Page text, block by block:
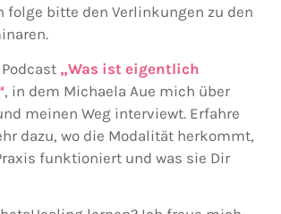
folge bitte den Verlinkungen zu den
„Was ist eigentlich
, in dem Michaela Aue mich über
meinen Weg interviewt. Erfahre
dazu, wo die Modalität herkommt,
funktioniert und was sie Dir